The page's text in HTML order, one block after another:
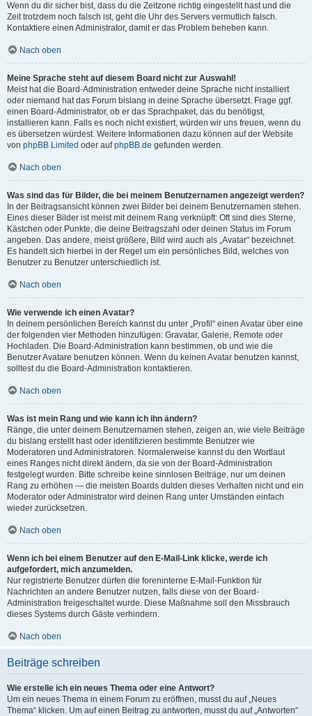
Wenn du dir sicher bist, dass du die Zeitzone richtig eingestellt hast und die
Zeit trotzdem noch falsch ist, geht die Uhr des Servers vermutlich falsch.
Kontaktiere einen Administrator, damit er das Problem beheben kann.
Nach oben
Meine Sprache steht auf diesem Board nicht zur Auswahl!
Meist hat die Board-Administration entweder deine Sprache nicht installiert
oder niemand hat das Forum bislang in deine Sprache übersetzt. Frage ggf.
einen Board-Administrator, ob er das Sprachpaket, das du benötigst,
installieren kann. Falls es noch nicht existiert, würden wir uns freuen, wenn du
es übersetzen würdest. Weitere Informationen dazu können auf der Website
von phpBB Limited oder aufphpBB.de gefunden werden.
Nach oben
Was sind das für Bilder, die bei meinem Benutzernamen angezeigt werden?
In der Beitragsansicht können zwei Bilder bei deinem Benutzernamen stehen.
Eines dieser Bilder ist meist mit deinem Rang verknüpft: Oft sind dies Sterne,
Kästchen oder Punkte, die deine Beitragszahl oder deinen Status im Forum
angeben. Das andere, meist größere, Bild wird auch als „Avatar“ bezeichnet.
Es handelt sich hierbei in der Regel um ein persönliches Bild, welches von
Benutzer zu Benutzer unterschiedlich ist.
Nach oben
Wie verwende ich einen Avatar?
In deinem persönlichen Bereich kannst du unter „Profil“ einen Avatar über eine
der folgenden vier Methoden hinzufügen: Gravatar, Galerie, Remote oder
Hochladen. Die Board-Administration kann bestimmen, ob und wie die
Benutzer Avatare benutzen können. Wenn du keinen Avatar benutzen kannst,
solltest du die Board-Administration kontaktieren.
Nach oben
Was ist mein Rang und wie kann ich ihn ändern?
Ränge, die unter deinem Benutzernamen stehen, zeigen an, wie viele Beiträge
du bislang erstellt hast oder identifizieren bestimmte Benutzer wie
Moderatoren und Administratoren. Normalerweise kannst du den Wortlaut
eines Ranges nicht direkt ändern, da sie von der Board-Administration
festgelegt wurden. Bitte schreibe keine sinnlosen Beiträge, nur um deinen
Rang zu erhöhen — die meisten Boards dulden dieses Verhalten nicht und ein
Moderator oder Administrator wird deinen Rang unter Umständen einfach
wieder zurücksetzen.
Nach oben
Wenn ich bei einem Benutzer auf den E-Mail-Link klicke, werde ich
aufgefordert, mich anzumelden.
Nur registrierte Benutzer dürfen die foreninterne E-Mail-Funktion für
Nachrichten an andere Benutzer nutzen, falls diese von der Board-
Administration freigeschaltet wurde. Diese Maßnahme soll den Missbrauch
dieses Systems durch Gäste verhindern.
Nach oben
Beiträge schreiben
Wie erstelle ich ein neues Thema oder eine Antwort?
Um ein neues Thema in einem Forum zu eröffnen, musst du auf „Neues
Thema“ klicken. Um auf einen Beitrag zu antworten, musst du auf „Antworten“